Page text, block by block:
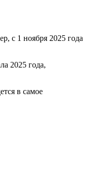
с 1 ноября 2025 года
2025 года,
в самое